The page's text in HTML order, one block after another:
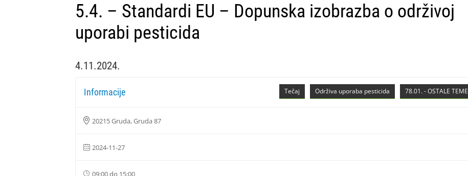
5.4. – Standardi EU – Dopunska izobrazba o održivoj
uporabi pesticida
4.11.2024.
78.01. - OSTALE TEME
Održiva uporaba pesticida
Tečaj
Informacije
20215 Gruda, Gruda 87
2024-11-27
09:00 do 15:00